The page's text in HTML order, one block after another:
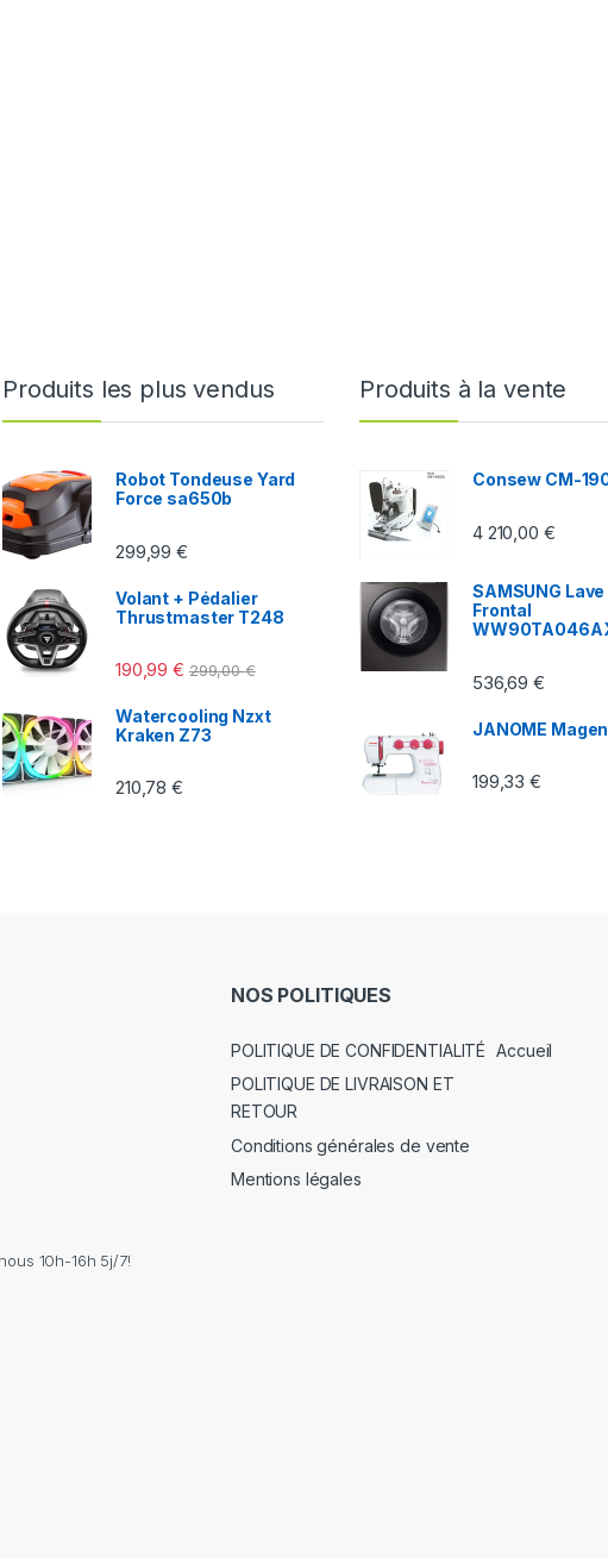
Produits les plus vendus
Robot Tondeuse Yard
Force sa650b
299,99€
Volant + Pédalier
Thrustmaster T248
190,99€ 299,00€
Watercooling Nzxt
Kraken Z73
210,78€
Produits à la vente
Consew CM-
4 210,00 €
SAMSUNG
Frontal
536,69€
JANOME
199,33€
10h-16h 5j/7!
NOS POLITIQUES
POLITIQUE DE CONFIDENTIALITÉ
POLITIQUE DE LIVRAISON ET
RETOUR
Conditions générales de vente
Mentions légales
Accueil